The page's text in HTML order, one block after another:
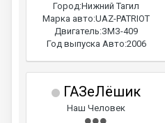
Город:Нижний Тагил
Марка авто:UAZ-PATRIOT
Двигатель:ЗМЗ-409
Год выпуска Авто:2006
ГАЗеЛёшик
Наш Человек